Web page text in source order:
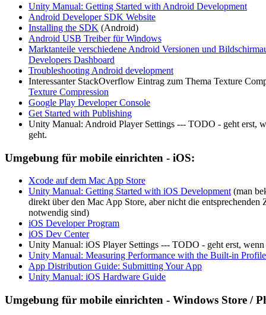
Unity Manual: Getting Started with Android Development
Android Developer SDK Website
Installing the SDK (Android)
Android USB Treiber für Windows
Marktanteile verschiedene Android Versionen und
Developers Dashboard
Troubleshooting Android development
Interessanter StackOverflow Eintrag zum Thema Texture
Texture Compression
Google Play Developer Console
Get Started with Publishing
Unity Manual: Android Player Settings --- TODO - geht erst,
geht.
Umgebung für mobile einrichten - iOS:
Xcode auf dem Mac App Store
Unity Manual: Getting Started with iOS Development (man
direkt über den Mac App Store, aber nicht die
notwendig sind)
iOS Developer Program
iOS Dev Center
Unity Manual: iOS Player Settings --- TODO - geht erst,
Unity Manual: Measuring Performance with the Built-in
App Distribution Guide: Submitting Your App
Unity Manual: iOS Hardware Guide
Umgebung für mobile einrichten - Windows Store /